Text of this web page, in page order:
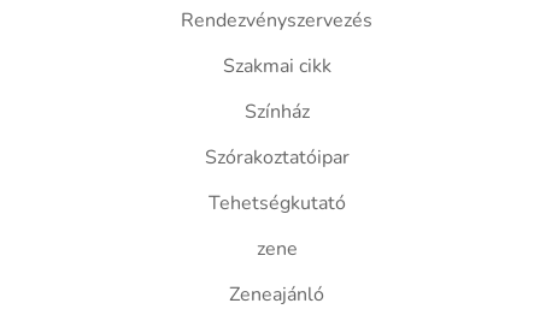
Rendezvényszervezés
Szakmai cikk
Színház
Szórakoztatóipar
Tehetségkutató
zene
Zeneajánló